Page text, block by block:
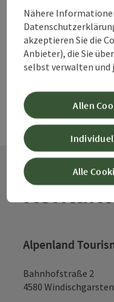
powered by
Kontakt
Alpenland
Bahnhofstraße 2
4580 Windischgarsten
Nähere
akzeptieren Sie die
Anbieter), die Sie
selbst verwalten und
Alle
Allen